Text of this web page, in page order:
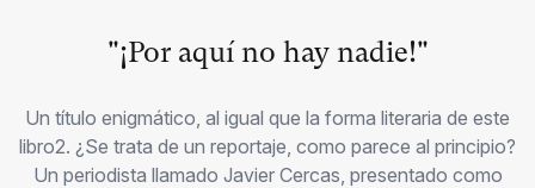
"¡Por aquí no hay nadie!"
Un título enigmático, al igual que la forma literaria de este
libro2. ¿Se trata de un reportaje, como parece al principio?
Un periodista llamado Javier Cercas, presentado como